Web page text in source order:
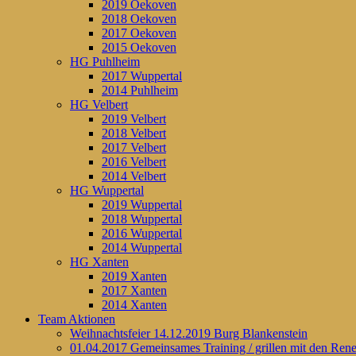
2019 Oekoven
2018 Oekoven
2017 Oekoven
2015 Oekoven
HG Puhlheim
2017 Wuppertal
2014 Puhlheim
HG Velbert
2019 Velbert
2018 Velbert
2017 Velbert
2016 Velbert
2014 Velbert
HG Wuppertal
2019 Wuppertal
2018 Wuppertal
2016 Wuppertal
2014 Wuppertal
HG Xanten
2019 Xanten
2017 Xanten
2014 Xanten
Team Aktionen
Weihnachtsfeier 14.12.2019 Burg Blankenstein
01.04.2017 Gemeinsames Training / grillen mit den